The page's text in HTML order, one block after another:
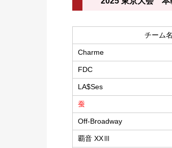
チーム名
Charme
FDC
LA$Ses
蚕
Off-Broadway
覇音 XXⅢ